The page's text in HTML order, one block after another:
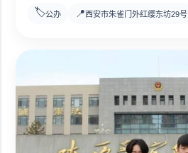
🏷️公办 📍西安市朱雀门外红缨东坊29号